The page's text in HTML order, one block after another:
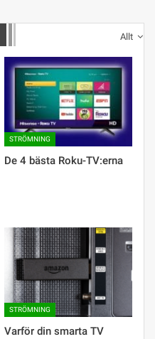
Allt
STRÖMNING
De 4 bästa Roku-TV:erna
STRÖMNING
Varför din smarta TV